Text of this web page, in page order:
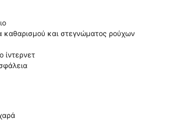
καθαρισμού και στεγνώματος ρούχων
ίντερνετ